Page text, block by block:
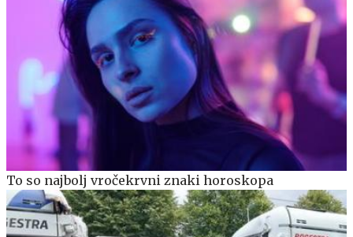
To so najbolj vročekrvni znaki horoskopa